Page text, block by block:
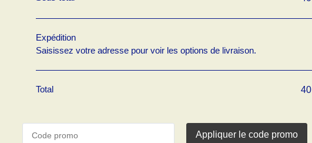
Expédition
Saisissez votre adresse pour voir les options de livraison.
Total 40
Appliquer le code promo